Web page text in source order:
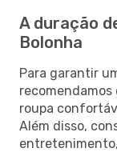
A duração
Bolonha
Para garantir
roupa
Além disso,